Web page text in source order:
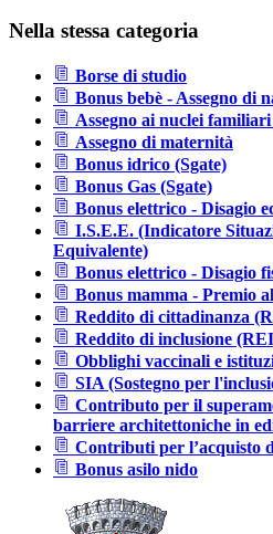
Nella stessa categoria
Borse di studio
Bonus bebè - Assegno di
Assegno ai nuclei
Assegno di maternità
Bonus idrico (Sgate)
Bonus Gas (Sgate)
Bonus elettrico - Disagio
I.S.E.E. (Indicatore
Equivalente)
Bonus elettrico - Disagio
Bonus mamma - Premio
Reddito di cittadinanza
Reddito di inclusione
Obblighi vaccinali e
SIA (Sostegno per
Contributo per il
barriere architettoniche in
Contributi per l’acquisto
Bonus asilo nido